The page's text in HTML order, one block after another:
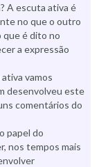
A escuta ativa é
no que o outro
que é dito no
a expressão
vamos
desenvolveu este
comentários do
papel do
nos tempos mais